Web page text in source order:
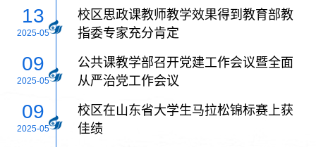
13
2025-05
校区思政课教师教学效果得到教育部教
指委专家充分肯定
09
2025-05
公共课教学部召开党建工作会议暨全面
从严治党工作会议
09
2025-05
校区在山东省大学生马拉松锦标赛上获
佳绩